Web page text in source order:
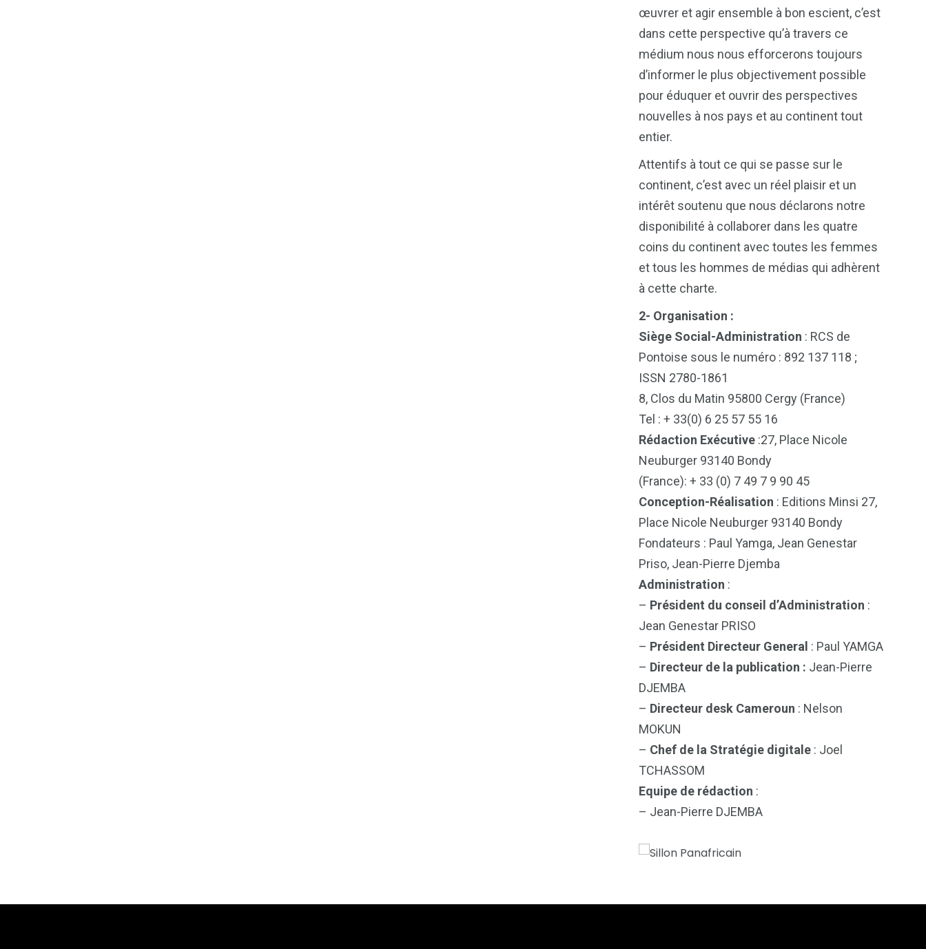
œuvrer et agir ensemble à bon escient, c’est
dans cette perspective qu’à travers ce
médium nous nous efforcerons toujours
d’informer le plus objectivement possible
pour éduquer et ouvrir des perspectives
nouvelles à nos pays et au continent tout
entier.
Attentifs à tout ce qui se passe sur le
continent, c’est avec un réel plaisir et un
intérêt soutenu que nous déclarons notre
disponibilité à collaborer dans les quatre
coins du continent avec toutes les femmes
et tous les hommes de médias qui adhèrent
à cette charte.
2- Organisation :
Siège Social-Administration : RCS de
Pontoise sous le numéro : 892 137 118 ;
ISSN 2780-1861
8, Clos du Matin 95800 Cergy (France)
Tel : + 33(0) 6 25 57 55 16
Rédaction Exécutive :27, Place Nicole
Neuburger 93140 Bondy
(France): + 33 (0) 7 49 7 9 90 45
Conception-Réalisation : Editions Minsi 27,
Place Nicole Neuburger 93140 Bondy
Fondateurs : Paul Yamga, Jean Genestar
Priso, Jean-Pierre Djemba
Administration :
– Président du conseil d’Administration :
Jean Genestar PRISO
– Président Directeur General : Paul YAMGA
– Directeur de la publication : Jean-Pierre
DJEMBA
– Directeur desk Cameroun : Nelson
MOKUN
– Chef de la Stratégie digitale : Joel
TCHASSOM
Equipe de rédaction :
– Jean-Pierre DJEMBA